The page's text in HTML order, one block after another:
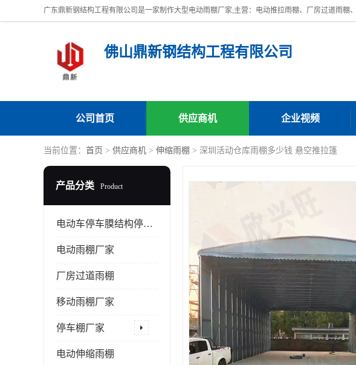
佛山鼎新钢结构工程有限公司
公司首页 供应商机 企业视频
当前位置： 首页 > 供应商机 > 伸缩雨棚 > 深圳活动仓库雨棚多少钱 悬空推拉篷
产品分类 Product
电动车停车膜结构停车棚
电动雨棚厂家
厂房过道雨棚
移动雨棚厂家
停车棚厂家
电动伸缩雨棚